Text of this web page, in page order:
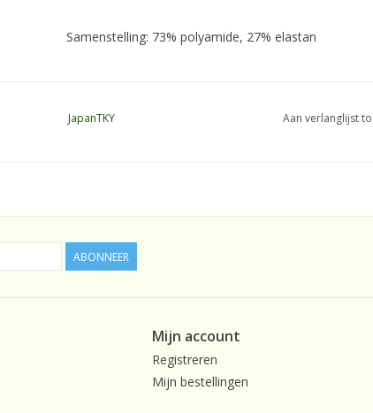
Samenstelling: 73% polyamide, 27% elastan
JapanTKY Aan verlanglijst
ABONNEER
Mijn account
Registreren
Mijn bestellingen